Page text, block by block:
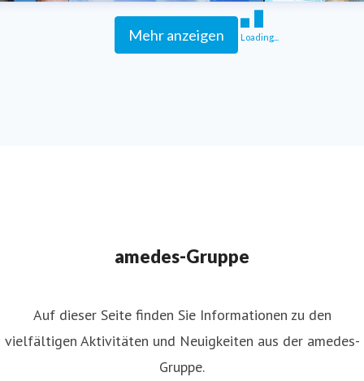
Mehr anzeigen Loading...
amedes-Gruppe
Auf dieser Seite finden Sie Informationen zu den
vielfältigen Aktivitäten und Neuigkeiten aus der amedes-
Gruppe.